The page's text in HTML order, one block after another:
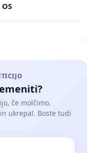
če molčimo.
ukrepal. Boste tudi